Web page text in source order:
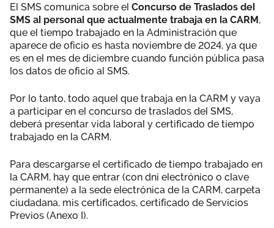
El SMS comunica sobre el Concurso de Traslados del
SMS al personal que actualmente trabaja en la CARM,
que el tiempo trabajado en la Administración que
aparece de oficio es hasta noviembre de 2024, ya que
es en el mes de diciembre cuando función pública pasa
los datos de oficio al SMS.
Por lo tanto, todo aquel que trabaja en la CARM y vaya
a participar en el concurso de traslados del SMS,
deberá presentar vida laboral y certificado de tiempo
trabajado en la CARM.
Para descargarse el certificado de tiempo trabajado en
la CARM, hay que entrar (con dni electrónico o clave
permanente) a la sede electrónica de la CARM, carpeta
ciudadana, mis certificados, certificado de Servicios
Previos (Anexo I).